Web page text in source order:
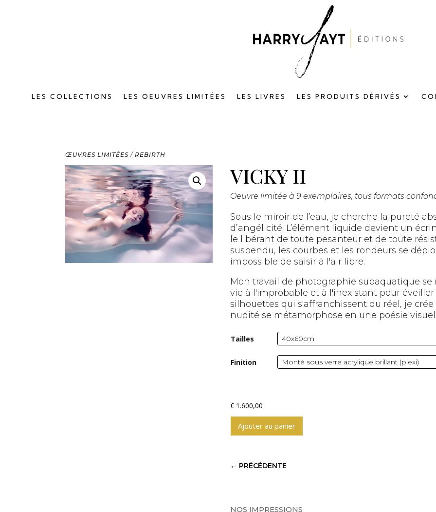
LES COLLECTIONS LES OEUVRES LIMITÉES LES LIVRES LES PRODUITS DÉRIVÉS
ŒUVRES LIMITÉES /REBIRTH
VICKY II
Oeuvre limitée à 9 exemplaires, tous formats
Sous le miroir de l’eau, je cherche la pureté
d’angélicité. L’élément liquide devient un
le libérant de toute pesanteur et de toute
suspendu, les courbes et les rondeurs se
impossible de saisir à l'air libre.
Mon travail de photographie subaquatique
vie à l'improbable et à l'inexistant pour
silhouettes qui s'affranchissent du réel, je
nudité se métamorphose en une poésie
Tailles
Finition
€ 1.600,00
Ajouter au panier
t
a
← PRÉCÉDENTE
NOS IMPRESSIONS